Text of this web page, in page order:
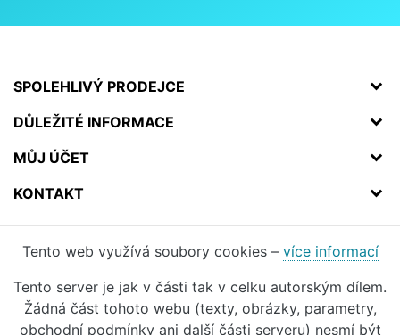
SPOLEHLIVÝ PRODEJCE
DŮLEŽITÉ INFORMACE
MŮJ ÚČET
KONTAKT
Tento web využívá soubory cookies – více informací
Tento server je jak v části tak v celku autorským dílem.
Žádná část tohoto webu (texty, obrázky, parametry,
obchodní podmínky ani další části serveru) nesmí být